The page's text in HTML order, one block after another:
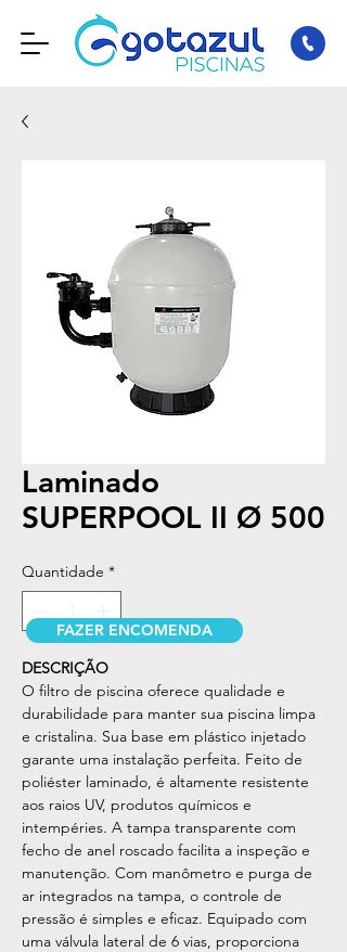
Laminado
SUPERPOOL II Ø 500
Quantidade *
DESCRIÇÃO
O filtro de piscina oferece qualidade e
durabilidade para manter sua piscina limpa
e cristalina. Sua base em plástico injetado
garante uma instalação perfeita. Feito de
poliéster laminado, é altamente resistente
aos raios UV, produtos químicos e
intempéries. A tampa transparente com
fecho de anel roscado facilita a inspeção e
manutenção. Com manômetro e purga de
ar integrados na tampa, o controle de
pressão é simples e eficaz. Equipado com
uma válvula lateral de 6 vias, proporciona
FAZER ENCOMENDA